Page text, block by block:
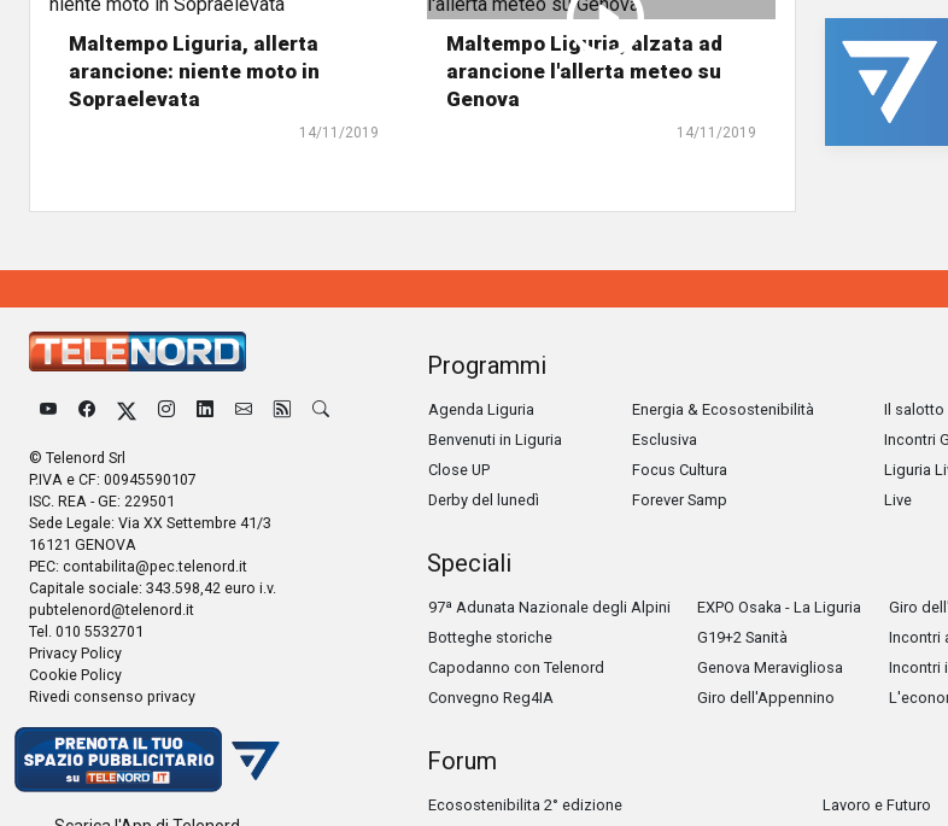
Maltempo Liguria, allerta
arancione: niente moto in
Sopraelevata
14/11/2019
Maltempo Liguria, alzata ad
arancione l'allerta meteo su
Genova
14/11/2019
© Telenord Srl
P.IVA e CF: 00945590107
ISC. REA - GE: 229501
Sede Legale: Via XX Settembre 41/3
16121 GENOVA
PEC: contabilita@pec.telenord.it
Capitale sociale: 343.598,42 euro i.v.
pubtelenord@telenord.it
Tel. 010 5532701
Privacy Policy
Cookie Policy
Rivedi consenso privacy
Programmi
Agenda Liguria
Benvenuti in Liguria
Close UP
Derby del lunedì
Energia & Ecosostenibilità
Esclusiva
Focus Cultura
Forever Samp
Il salotto
Incontri
Liguria
Live
Speciali
97ª Adunata Nazionale degli Alpini
Botteghe storiche
Capodanno con Telenord
Convegno Reg4IA
EXPO Osaka - La Liguria
G19+2 Sanità
Genova Meravigliosa
Giro dell'Appennino
Giro
Incontri
Incontri
Forum
Ecosostenibilita 2° edizione Lavoro e Futuro